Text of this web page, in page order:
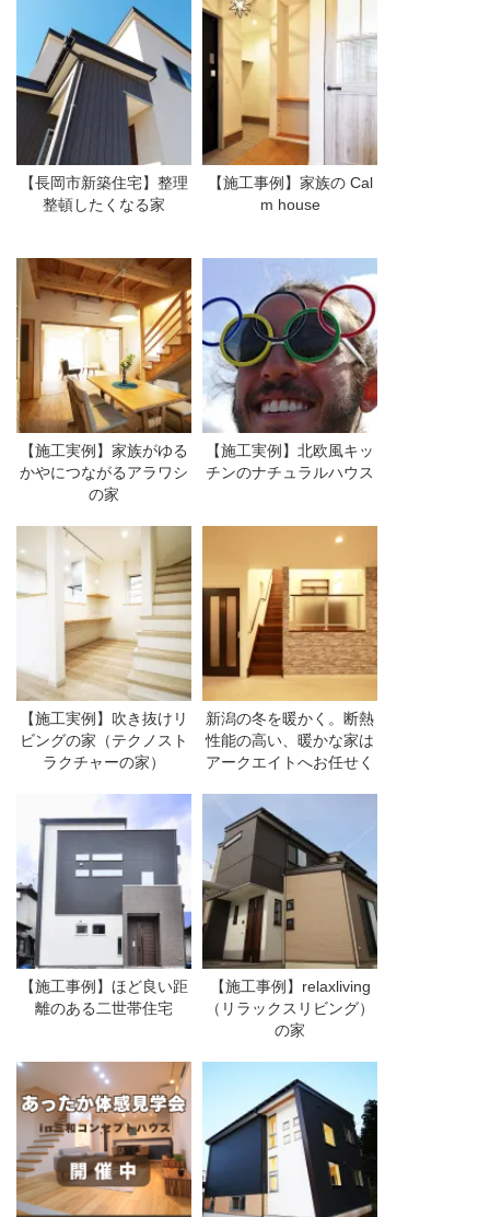
【長岡市新築住宅】整理
整頓したくなる家
【施工事例】家族の Cal
m house
【施工実例】家族がゆる
かやにつながるアラワシ
の家
【施工実例】北欧風キッ
チンのナチュラルハウス
【施工実例】吹き抜けリ
ビングの家（テクノスト
ラクチャーの家）
新潟の冬を暖かく。断熱
性能の高い、暖かな家は
アークエイトへお任せく
【施工事例】ほど良い距
離のある二世帯住宅
【施工事例】relaxliving
（リラックスリビング）
の家